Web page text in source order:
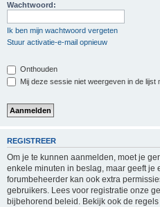
Wachtwoord:
Ik ben mijn wachtwoord vergeten
Stuur activatie-e-mail opnieuw
Onthouden
Mij deze sessie niet weergeven in de lijst
REGISTREER
Om je te kunnen aanmelden, moet je
enkele minuten in beslag, maar geeft je
forumbeheerder kan ook extra
gebruikers. Lees voor registratie onze
bijbehorend beleid. Bekijk ook de